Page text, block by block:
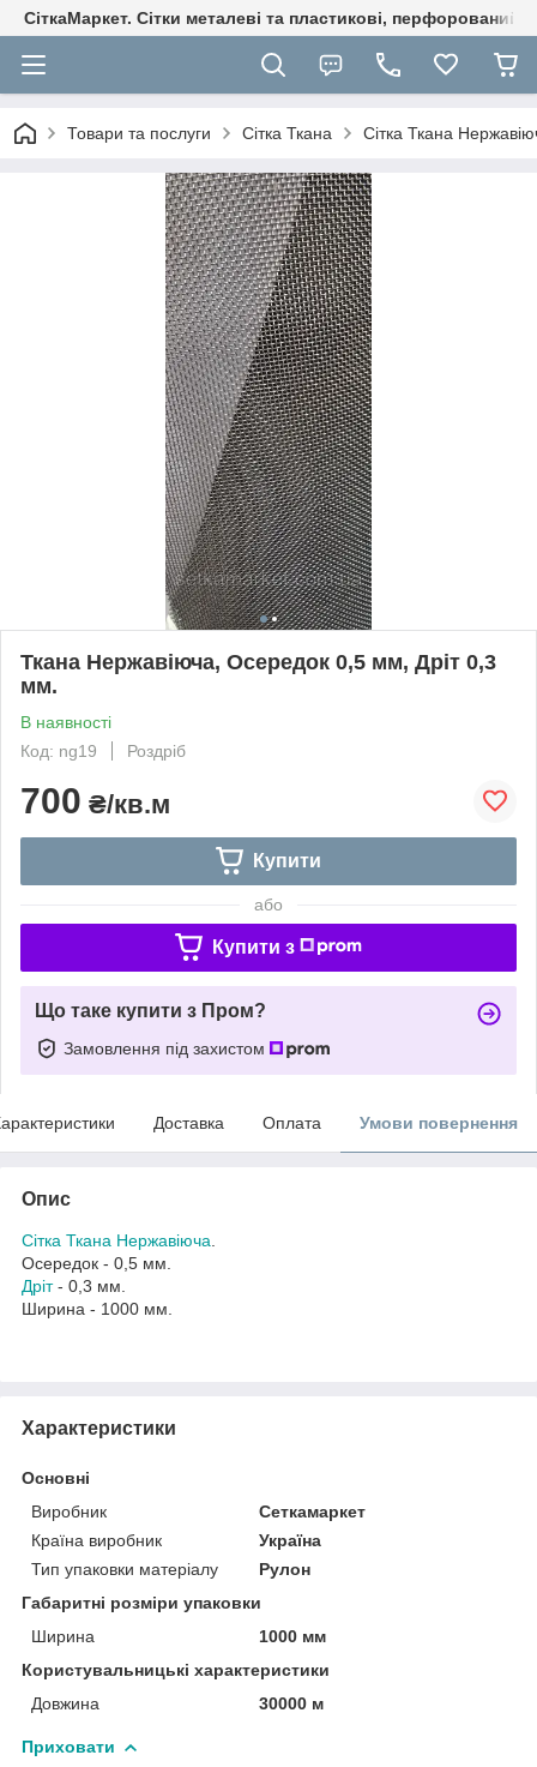
СіткаМаркет. Cітки металеві та пластикові, перфорований
Товари та послуги Сітка Ткана Сітка Ткана
Ткана Нержавіюча, Осередок 0,5 мм, Дріт 0,3
мм.
В наявності
Код: ng19
Роздріб
700 ₴/кв.м
Купити
або
Купити з
Що таке купити з Пром?
Замовлення під захистом
Доставка Оплата Умови повернення
Опис
Сітка Ткана Нержавіюча
Осередок - 0,5 мм.
Дріт- 0,3 мм.
Ширина - 1000 мм.
Характеристики
Основні
Виробник
Сеткамаркет
Країна виробник
Україна
Тип упаковки матеріалу
Рулон
Габаритні розміри упаковки
Ширина
1000 мм
Користувальницькі характеристики
Довжина
30000 м
Приховати